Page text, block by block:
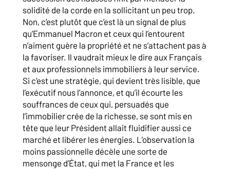
solidité de la corde en la sollicitant un peu trop.
Non, c’est plutôt que c’est là un signal de plus
qu’Emmanuel Macron et ceux qui l’entourent
n’aiment guère la propriété et ne s’attachent pas à
la favoriser. Il vaudrait mieux le dire aux Français
et aux professionnels immobiliers à leur service.
Si c’est une stratégie, qui devient très lisible, que
l’exécutif nous l’annonce, et qu’il écourte les
souffrances de ceux qui, persuadés que
l’immobilier crée de la richesse, se sont mis en
tête que leur Président allait fluidifier aussi ce
marché et libérer les énergies. L’observation la
moins passionnelle décèle une sorte de
mensonge d’État, qui met la France et les